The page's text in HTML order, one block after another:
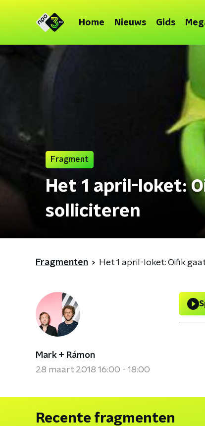
Home Nieuws Gids
Fragment
Het 1 april-loket:
solliciteren
Fragmenten Het 1 april-loket: Oifik
Mark + Rámon
28 maart 2018 16:00 - 18:00
Recente fragmenten